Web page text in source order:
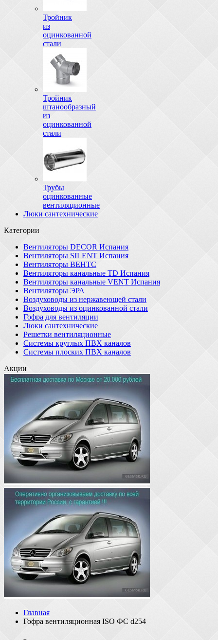
Тройник
из
оцинкованной
стали
Тройник
штанообразный
из
оцинкованной
стали
Трубы
оцинкованные
вентиляционные
Люки сантехнические
Категории
Вентиляторы DECOR Испания
Вентиляторы SILENT Испания
Вентиляторы ВЕНТС
Вентиляторы канальные TD Испания
Вентиляторы канальные VENT Испания
Вентиляторы ЭРА
Воздуховоды из нержавеющей стали
Воздуховоды из оцинкованной стали
Гофра для вентиляции
Люки сантехнические
Решетки вентиляционные
Системы круглых ПВХ каналов
Системы плоских ПВХ каналов
Акции
Главная
Гофра вентиляционная ISO ФС d254